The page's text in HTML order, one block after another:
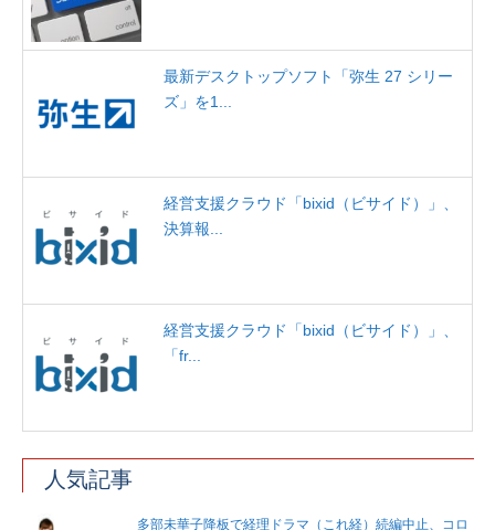
最新デスクトップソフト「弥生 27 シリー
ズ」を1...
経営支援クラウド「bixid（ビサイド）」、
決算報...
経営支援クラウド「bixid（ビサイド）」、
「fr...
人気記事
多部未華子降板で経理ドラマ（これ経）続編中止、コロ